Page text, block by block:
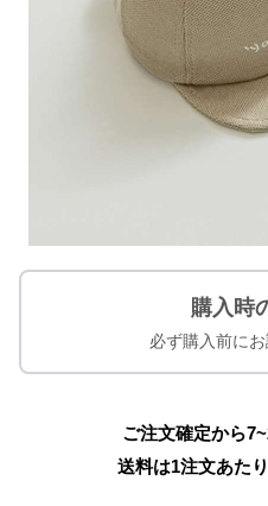
購入時
必ず購入前にお
ご注文確定から
送料は1注文あたり